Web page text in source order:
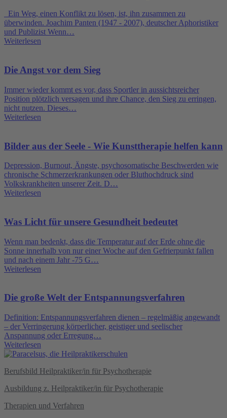
Ein Weg, einen Konflikt zu lösen, ist, ihn zusammen zu
überwinden. Joachim Panten (1947 - 2007), deutscher Aphoristiker
und Publizist Wenn…
Weiterlesen
Die Angst vor dem Sieg
Immer wieder kommt es vor, dass Sportler in aussichtsreicher
Position plötzlich versagen und ihre Chance, den Sieg zu erringen,
nicht nutzen. Dieses…
Weiterlesen
Bilder aus der Seele - Wie Kunsttherapie helfen kann
Depression, Burnout, Ängste, psychosomatische Beschwerden wie
chronische Schmerzerkrankungen oder Bluthochdruck sind
Volkskrankheiten unserer Zeit. D…
Weiterlesen
Was Licht für unsere Gesundheit bedeutet
Wenn man bedenkt, dass die Temperatur auf der Erde ohne die
Sonne innerhalb von nur einer Woche auf den Gefrierpunkt fallen
und nach einem Jahr -75 G…
Weiterlesen
Die große Welt der Entspannungsverfahren
Definition: Entspannungsverfahren dienen – regelmäßig angewandt
– der Verringerung körperlicher, geistiger und seelischer
Anspannung oder Erregung…
Weiterlesen
Berufsbild Heilpraktiker/in für Psychotherapie
Ausbildung z. Heilpraktiker/in für Psychotherapie
Therapien und Verfahren